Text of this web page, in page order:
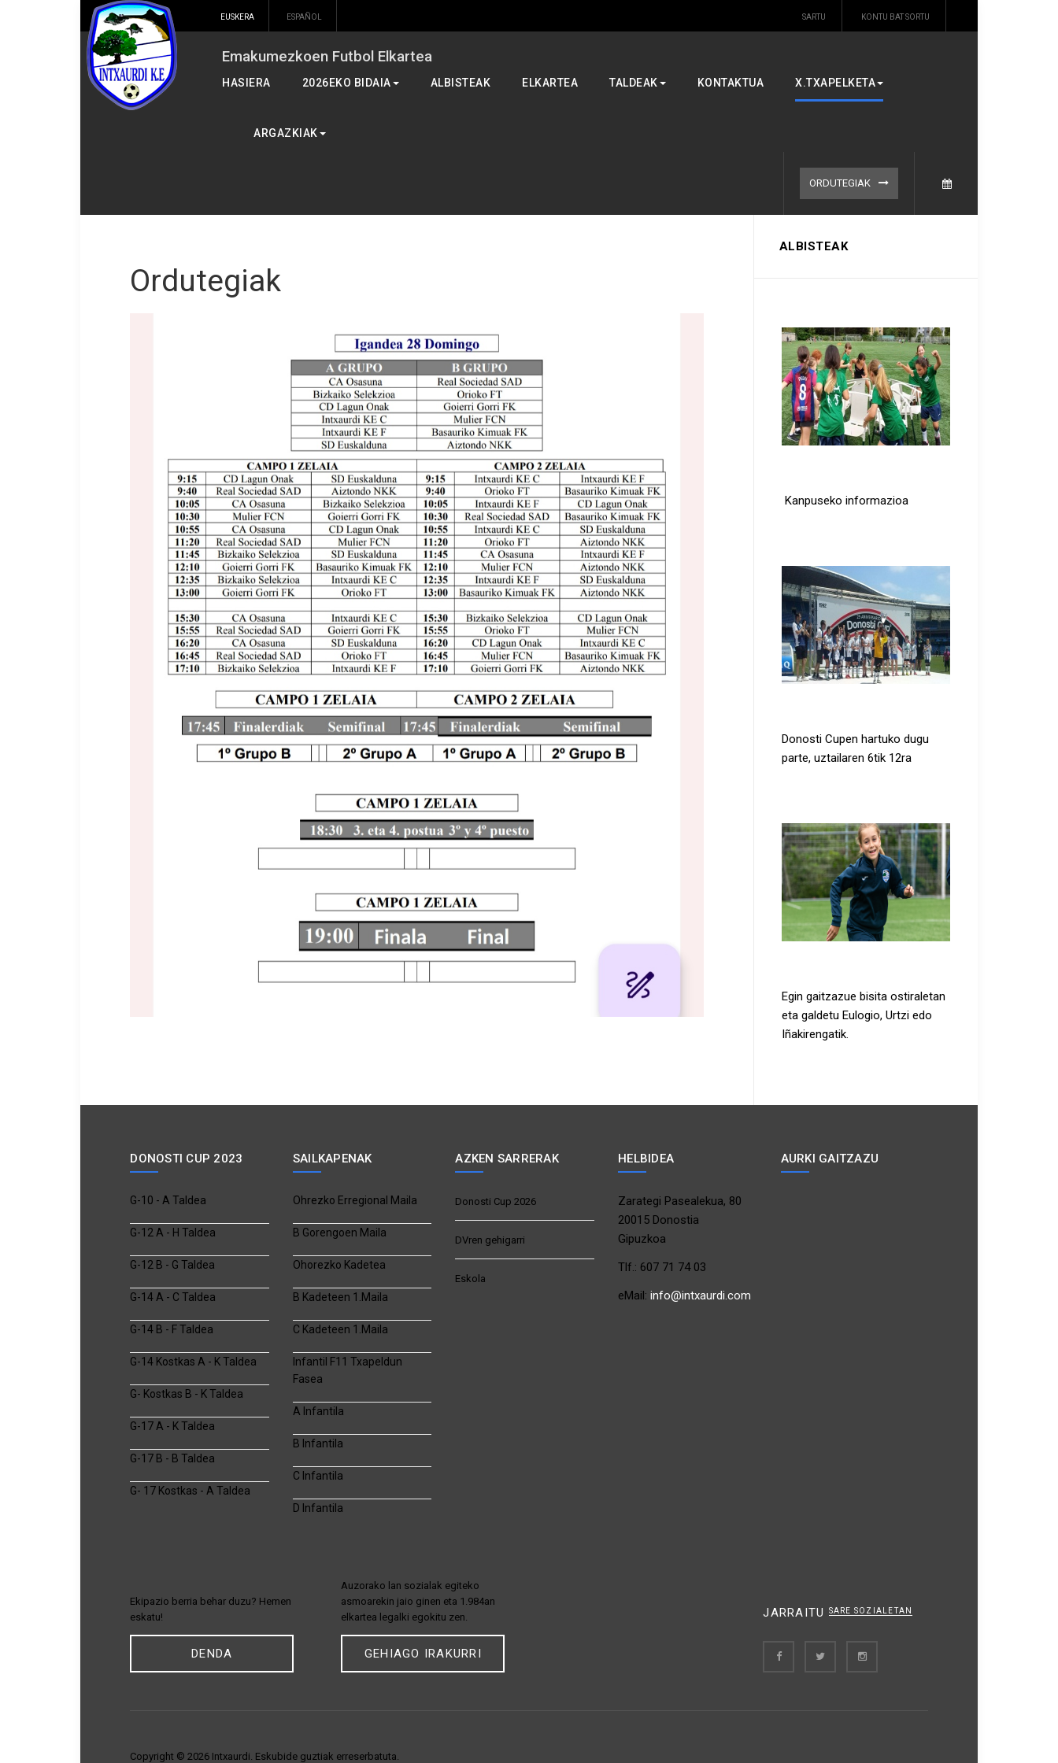
EUSKERA ESPAÑOL
Emakumezkoen Futbol Elkartea
SARTU KONTU BAT SORTU
HASIERA 2026EKO BIDAIA ALBISTEAK ELKARTEA TALDEAK KONTAKTUA X.TXAPELKETA
ARGAZKIAK
ORDUTEGIAK
Ordutegiak
ALBISTEAK
Kanpuseko informazioa
Donosti Cupen hartuko dugu
parte, uztailaren 6tik 12ra
Egin gaitzazue bisita ostiraletan
eta galdetu Eulogio, Urtzi edo
Iñakirengatik.
DONOSTI CUP 2023
G-10 - A Taldea
G-12 A - H Taldea
G-12 B - G Taldea
G-14 A - C Taldea
G-14 B - F Taldea
G-14 Kostkas A - K Taldea
G- Kostkas B - K Taldea
G-17 A - K Taldea
G-17 B - B Taldea
G- 17 Kostkas - A Taldea
SAILKAPENAK
Ohrezko Erregional Maila
B Gorengoen Maila
Ohorezko Kadetea
B Kadeteen 1.Maila
C Kadeteen 1.Maila
Infantil F11 Txapeldun
Fasea
A Infantila
B Infantila
C Infantila
D Infantila
AZKEN SARRERAK
Donosti Cup 2026
DVren gehigarri
Eskola
HELBIDEA
Zarategi Pasealekua, 80
20015 Donostia
Gipuzkoa
Tlf.: 607 71 74 03
eMail:info@intxaurdi.com
AURKI GAITZAZU
Ekipazio berria behar duzu? Hemen
eskatu!
DENDA
Auzorako lan sozialak egiteko
asmoarekin jaio ginen eta 1.984an
elkartea legalki egokitu zen.
GEHIAGO IRAKURRI
JARRAITU SARE SOZIALETAN
Copyright © 2026 Intxaurdi. Eskubide guztiak erreserbatuta.